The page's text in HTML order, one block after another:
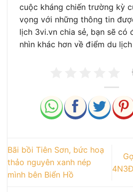
cuộc kháng chiến trường kỳ
vọng với những thông tin
lịch 3vi.vn chia sẻ, bạn sẽ có
nhìn khác hơn về điểm du
Bãi bồi Tiên Sơn, bức hoạ
thảo nguyên xanh nép
mình bên Biển Hồ